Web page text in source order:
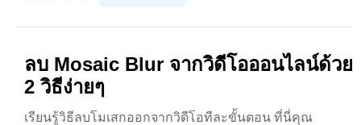
ลบ Mosaic Blur จากวิดีโอออนไลน์ด้วย
2 วิธีง่ายๆ
เรียนรู้วิธีลบโมเสกออกจากวิดีโอทีละขั้นตอน ที่นี่คุณ